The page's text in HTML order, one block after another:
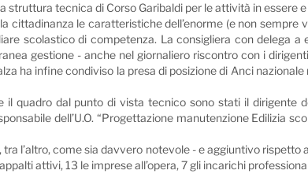
tecnica di Corso Garibaldi per le attività in essere
cittadinanza le caratteristiche dell’enorme (e non sempre
scolastico di competenza. La consigliera con delega
gestione - anche nel giornaliero riscontro con i
ha infine condiviso la presa di posizione di Anci
il quadro dal punto di vista tecnico sono stati il dirigente
dell’U.O. “Progettazione manutenzione Edilizia
l’altro, come sia davvero notevole - e aggiuntivo
attivi, 13 le imprese all’opera, 7 gli incarichi